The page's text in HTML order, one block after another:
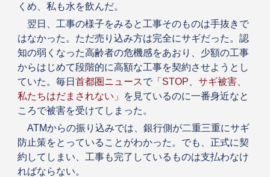
くめ、私も水を飲んだ。
翌日、工事の様子をみると工事そのものは手抜きで
はなかった。ただ売り込み方は完全にサギだった。認
知の弱くなった高齢者の危機感をあおり、少額の工事
からはじめて段階的に高額な工事を契約させようとし
ていた。毎日 首都圏ニュースで「STOP、サギ被害、
私たちはだまされない」
を見ているのに一番身近なと
ころで被害を受けてしまった。
ATMからの振り込みでは、銀行側が二重三重にサギ
防止策をとっていることがわかった。でも、正式に契
約してしまい、工事も完了しているものは支払わなけ
ればならない。